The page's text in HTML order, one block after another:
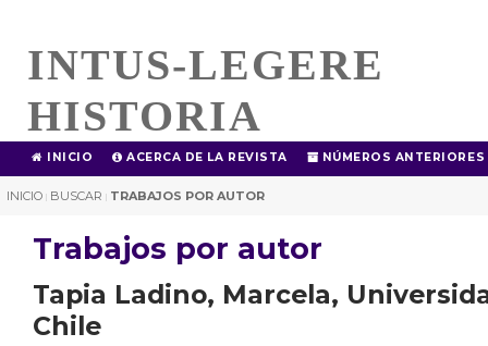
INTUS-LEGERE
HISTORIA
INICIO ACERCA DE LA REVISTA NÚMEROS ANTERIORES
INICIO | BUSCAR | TRABAJOS POR AUTOR
Trabajos por autor
Tapia Ladino, Marcela,
Chile